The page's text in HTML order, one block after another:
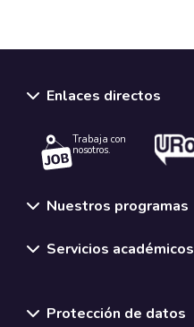
Enlaces directos
Trabaja con
nosotros.
Nuestros programas
Servicios académicos
Protección de datos